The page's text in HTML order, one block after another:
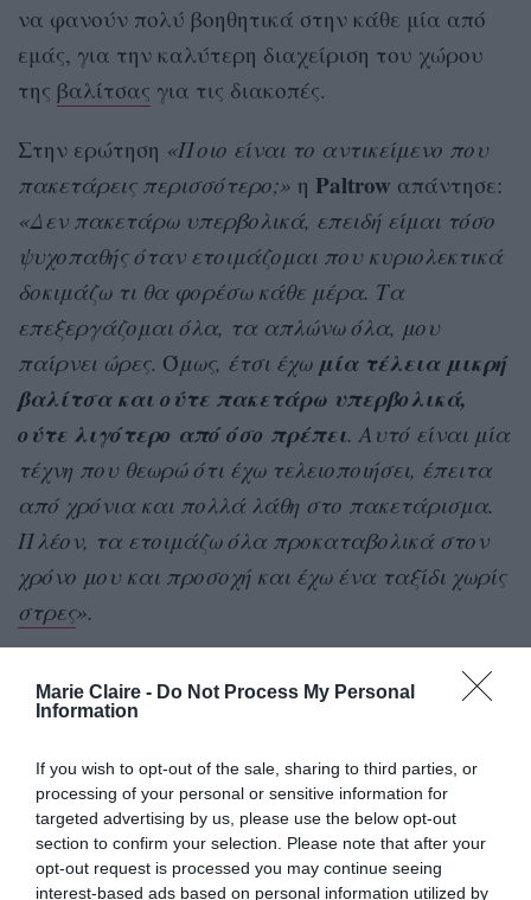
Marie Claire - Do Not Process My Personal
Information
If you wish to opt-out of the sale, sharing to third parties, or
processing of your personal or sensitive information for
targeted advertising by us, please use the below opt-out
section to confirm your selection. Please note that after your
opt-out request is processed you may continue seeing
interest-based ads based on personal information utilized by
να φανούν πολύ βοηθητικά στην κάθε μία από
εμάς, για την καλύτερη διαχείριση του χώρου
της βαλίτσας για τις διακοπές.
Στην ερώτηση «Ποιο είναι το αντικείμενο που
πακετάρεις περισσότερο;» η Paltrow απάντησε:
«Δεν πακετάρω υπερβολικά, επειδή είμαι τόσο
ψυχοπαθής όταν ετοιμάζομαι που κυριολεκτικά
δοκιμάζω τι θα φορέσω κάθε μέρα. Τα
επεξεργάζομαι όλα, τα απλώνω όλα, μου
παίρνει ώρες. Όμως, έτσι έχωμία τέλεια μικρή
βαλίτσα και ούτε πακετάρω υπερβολικά,
ούτε λιγότερο από όσο πρέπει. Αυτό είναι μία
τέχνη που θεωρώ ότι έχω τελειοποιήσει, έπειτα
από χρόνια και πολλά λάθη στο πακετάρισμα.
Πλέον, τα ετοιμάζω όλα προκαταβολικά στον
χρόνο μου και προσοχή και έχω ένα ταξίδι χωρίς
στρες».